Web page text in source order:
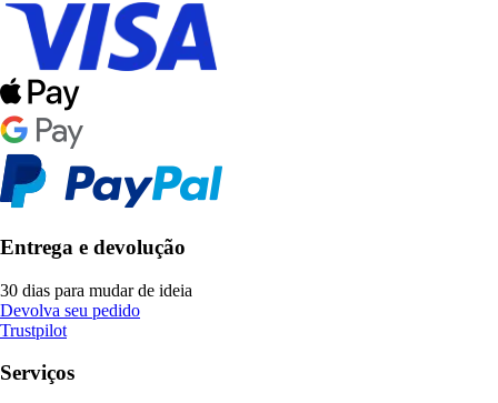
Entrega e devolução
30 dias para mudar de ideia
Devolva seu pedido
Trustpilot
Serviços